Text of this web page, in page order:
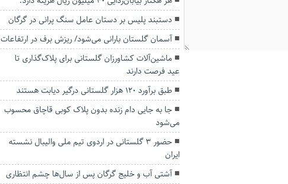
دستبند پلیس بر دستان عامل سنگ پرانی در گرگان
آسمان گلستان بارانی می‌شود/ ریزش برف در ارتفاعات
ماشین‌آلات کشاورزان گلستانی برای پلاک‌گذاری تا
عید فرصت دارند
طبق برآورد ۱۲۰ هزار گلستانی درگیر دیابت هستند
جا به جایی دام زنده بدون پلاک کوبی قاچاق محسوب
می‌شود
حضور ۳ گلستانی در اردوی تیم ملی والیبال نشسته
ایران
آشتی آب و خلیج گرگان پس از سال‌ها چشم انتظاری